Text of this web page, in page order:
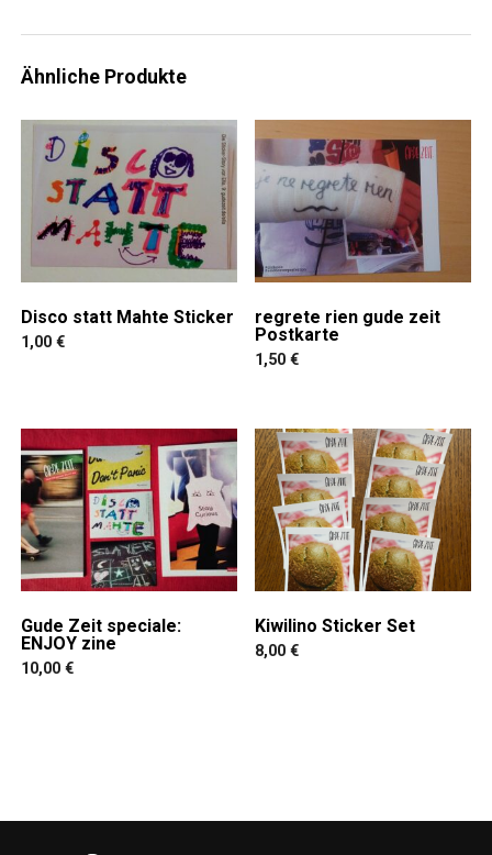
Ähnliche Produkte
Disco statt Mahte Sticker
1,00 €
regrete rien gude zeit
Postkarte
1,50€
Gude Zeit speciale:
ENJOY zine
10,00 €
Kiwilino Sticker Set
8,00€